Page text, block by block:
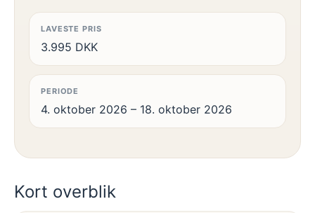
LAVESTE PRIS
3.995 DKK
PERIODE
4. oktober 2026 – 18. oktober 2026
Kort overblik